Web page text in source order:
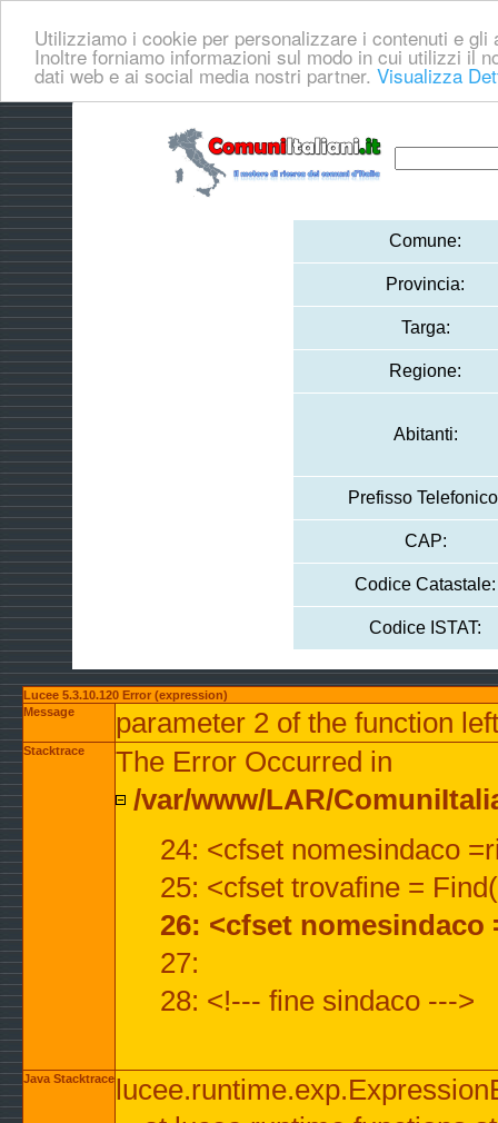
Utilizziamo i cookie per personalizzare i contenuti e
Inoltre forniamo informazioni sul modo in cui utilizzi il
dati web e ai social media nostri partner. Visualizza
Comune:
Provincia:
Targa:
Regione:
Abitanti:
Prefisso
CAP:
Codice Catastale:
Codice ISTAT:
Lucee 5.3.10.120 Error (expression)
Message
parameter 2 of the function
Stacktrace
The Error Occurred in
/var/www/LAR/
24: <cfset nomesindaco
25: <cfset trovafine =
26: <cfset
27:
28: <!--- fine sindaco --->
Java Stacktrace